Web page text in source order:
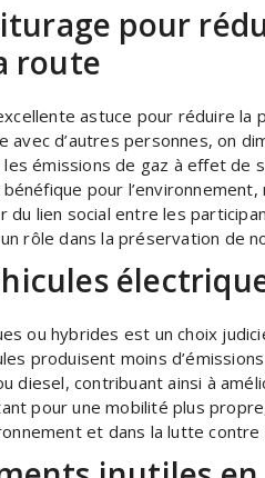
pour
route
astuce pour réduire la
avec d’autres personnes, on
émissions de gaz à effet de
pour
lien social entre les
rôle dans la préservation de
ou hybrides est un choix
produisent moins
diesel, contribuant ainsi à
pour une mobilité plus
et dans la lutte contre